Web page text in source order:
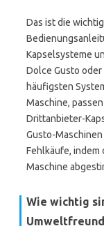
Das ist die
Kapselsysteme
Dolce Gusto
häufigsten
Maschine,
Drittanbieter-
Gusto-
Fehlkäufe, indem
Maschine
Wie wichtig